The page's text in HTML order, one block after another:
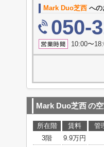
Mark Duo芝西 への
050-
10:00〜
Mark Duo芝西の
所在階 賃料 管
3階
9.9万円